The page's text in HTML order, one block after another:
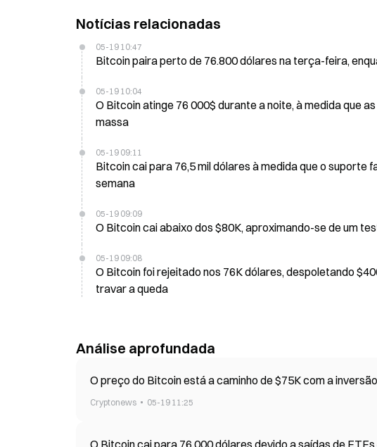
Notícias relacionadas
05-19 10:47
Bitcoin paira perto de 76.800 dólares na terça-feira,
05-19 10:04
O Bitcoin atinge 76 000$ durante a noite, à medida que as saídas de $600M dos
massa
05-19 09:11
Bitcoin cai para 76,5 mil dólares à medida que o
semana
05-19 09:09
O Bitcoin cai abaixo dos $80K, aproximando-se de um
05-19 09:08
O Bitcoin foi rejeitado nos 76K dólares, despoletando
travar a queda
Análise aprofundada
O preço do Bitcoin está a
Cryptonews 05-19 11:25
O Bitcoin cai para 76.000 dólares devido a saídas de